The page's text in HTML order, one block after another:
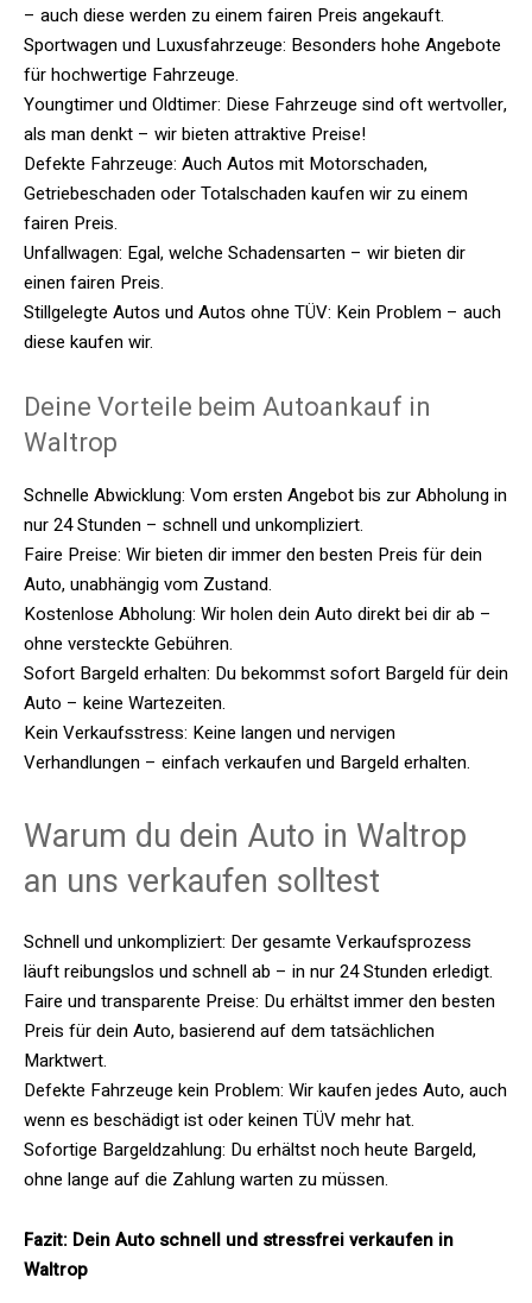
– auch diese werden zu einem fairen Preis angekauft.
Sportwagen und Luxusfahrzeuge: Besonders hohe Angebote
für hochwertige Fahrzeuge.
Youngtimer und Oldtimer: Diese Fahrzeuge sind oft wertvoller,
als man denkt – wir bieten attraktive Preise!
Defekte Fahrzeuge: Auch Autos mit Motorschaden,
Getriebeschaden oder Totalschaden kaufen wir zu einem
fairen Preis.
Unfallwagen: Egal, welche Schadensarten – wir bieten dir
einen fairen Preis.
Stillgelegte Autos und Autos ohne TÜV: Kein Problem – auch
diese kaufen wir.
Deine Vorteile beim Autoankauf in
Waltrop
Schnelle Abwicklung: Vom ersten Angebot bis zur Abholung in
nur 24 Stunden – schnell und unkompliziert.
Faire Preise: Wir bieten dir immer den besten Preis für dein
Auto, unabhängig vom Zustand.
Kostenlose Abholung: Wir holen dein Auto direkt bei dir ab –
ohne versteckte Gebühren.
Sofort Bargeld erhalten: Du bekommst sofort Bargeld für dein
Auto – keine Wartezeiten.
Kein Verkaufsstress: Keine langen und nervigen
Verhandlungen – einfach verkaufen und Bargeld erhalten.
Warum du dein Auto in Waltrop
an uns verkaufen solltest
Schnell und unkompliziert: Der gesamte Verkaufsprozess
läuft reibungslos und schnell ab – in nur 24 Stunden erledigt.
Faire und transparente Preise: Du erhältst immer den besten
Preis für dein Auto, basierend auf dem tatsächlichen
Marktwert.
Defekte Fahrzeuge kein Problem: Wir kaufen jedes Auto, auch
wenn es beschädigt ist oder keinen TÜV mehr hat.
Sofortige Bargeldzahlung: Du erhältst noch heute Bargeld,
ohne lange auf die Zahlung warten zu müssen.
Fazit: Dein Auto schnell und stressfrei verkaufen in
Waltrop